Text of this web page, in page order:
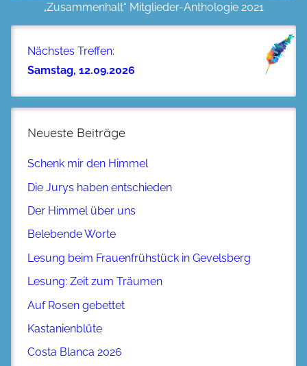
„Zusammenhalt“ Mitglieder-Anthologie 2021
Nächstes Treffen:
Samstag, 12.09.2026
Neueste Beiträge
Schenk mir den Himmel
Die Jurys haben entschieden
Der Himmel über uns
Belebende Worte
Lesung beim Frauenfrühstück in Gevelsberg
Lesung: Zeit zum Träumen
Auf Rosen gebettet
Kastanienblüte
Costa Blanca 2026